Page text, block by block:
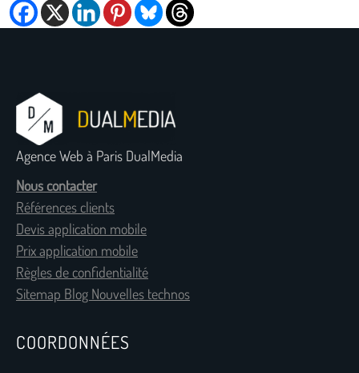
Agence Web à Paris DualMedia
Nous contacter
Références clients
Devis application mobile
Prix application mobile
Règles de confidentialité
Sitemap Blog Nouvelles technos
COORDONNÉES